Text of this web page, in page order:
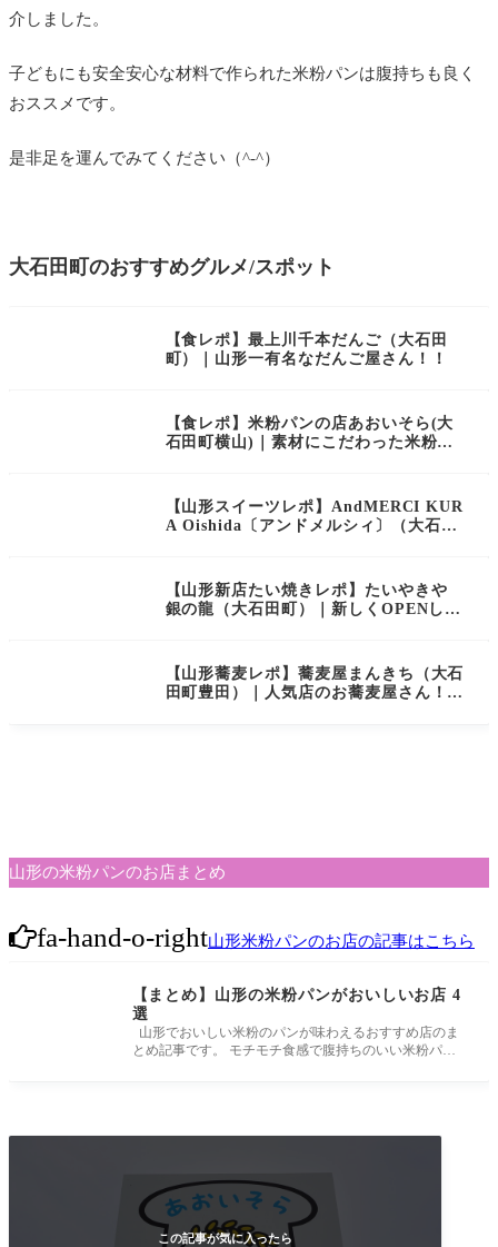
介しました。
子どもにも安全安心な材料で作られた米粉パンは腹持ちも良く
おススメです。
是非足を運んでみてください（^-^）
大石田町のおすすめグルメ/スポット
【食レポ】最上川千本だんご（大石田
町）｜山形一有名なだんご屋さん！！
【食レポ】米粉パンの店あおいそら(大
石田町横山)｜素材にこだわった米粉パ
【山形スイーツレポ】AndMERCI KUR
A Oishida〔アンドメルシィ〕（大石田
【山形新店たい焼きレポ】たいやきや
銀の龍（大石田町）｜新しくOPENした
【山形蕎麦レポ】蕎麦屋まんきち（大石
田町豊田）｜人気店のお蕎麦屋さん！お
山形の米粉パンのお店まとめ
fa-hand-o-right山形米粉パンのお店の記事はこちら
【まとめ】山形の米粉パンがおいしいお店 4
選
山形でおいしい米粉のパンが味わえるおすすめ店のま
とめ記事です。 モチモチ食感で腹持ちのいい米粉パ
この記事が気に入ったら